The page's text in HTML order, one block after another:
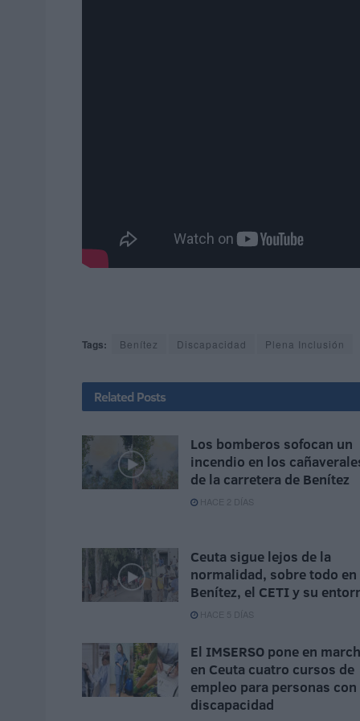
Tags: Benítez Discapacidad Plena Inclusión
Related Posts
Los bomberos sofocan un
incendio en los
de la carretera de Benítez
HACE 2 DÍAS
Ceuta sigue lejos de la
normalidad, sobre todo en
Benítez, el CETI y su
HACE 5 DÍAS
El IMSERSO pone en
en Ceuta cuatro cursos de
empleo para personas con
discapacidad